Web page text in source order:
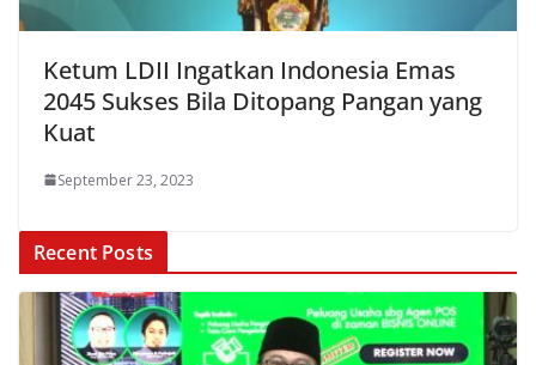
Ketum LDII Ingatkan Indonesia Emas
2045 Sukses Bila Ditopang Pangan yang
Kuat
September 23, 2023
Recent Posts